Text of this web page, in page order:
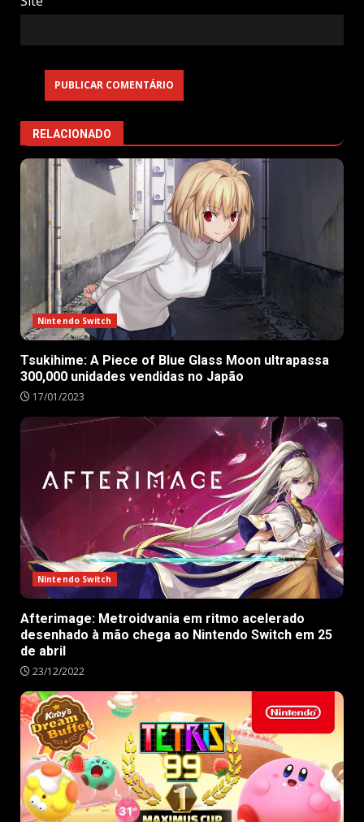
RELACIONADO
Nintendo Switch
Tsukihime: A Piece of Blue Glass Moon ultrapassa
300,000 unidades vendidas no Japão
17/01/2023
Nintendo Switch
Afterimage: Metroidvania em ritmo acelerado
desenhado à mão chega ao Nintendo Switch em 25
de abril
23/12/2022